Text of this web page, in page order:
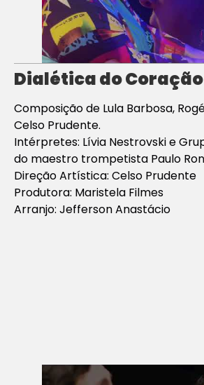
Dialética do Coração
Composição de Lula Barbosa,
Celso Prudente.
Intérpretes: Lívia Nestrovski e
do maestro trompetista Paulo
Direção Artística: Celso Prudente
Produtora: Maristela Filmes
Arranjo: Jefferson Anastácio